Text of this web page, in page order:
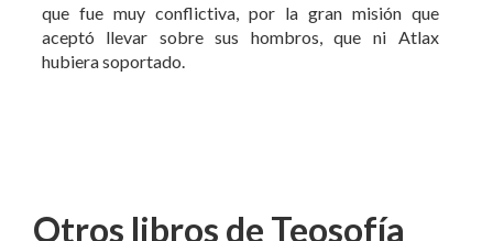
que fue muy conflictiva, por la gran misión que
aceptó llevar sobre sus hombros, que ni Atlax
hubiera soportado.
Otros libros de Teosofía